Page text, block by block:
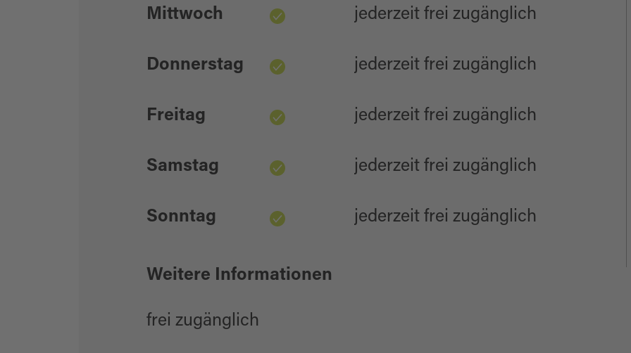
Mittwoch jederzeit frei zugänglich
Donnerstag jederzeit frei zugänglich
Freitag jederzeit frei zugänglich
Samstag jederzeit frei zugänglich
Sonntag jederzeit frei zugänglich
Weitere Informationen
frei zugänglich